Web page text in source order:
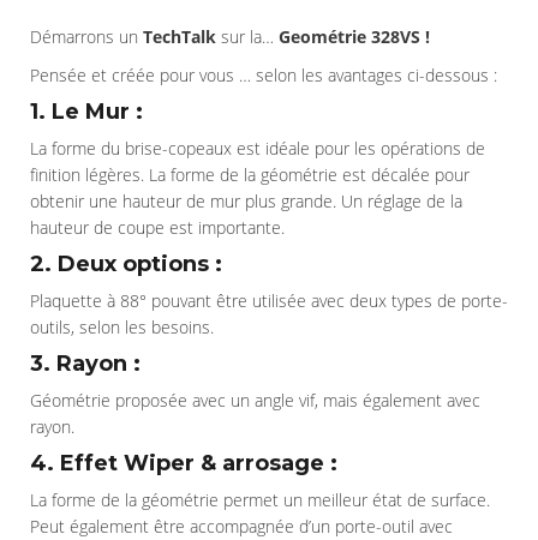
Démarrons un TechTalk sur la… Geométrie 328VS !
Pensée et créée pour vous … selon les avantages ci-dessous :
1. Le Mur :
La forme du brise-copeaux est idéale pour les opérations de
finition légères. La forme de la géométrie est décalée pour
obtenir une hauteur de mur plus grande. Un réglage de la
hauteur de coupe est importante.
2. Deux options :
Plaquette à 88° pouvant être utilisée avec deux types de porte-
outils, selon les besoins.
3. Rayon :
Géométrie proposée avec un angle vif, mais également avec
rayon.
4. Effet Wiper & arrosage :
La forme de la géométrie permet un meilleur état de surface.
Peut également être accompagnée d’un porte-outil avec